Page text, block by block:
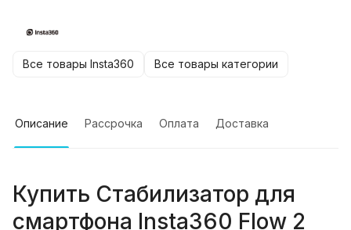
Все товары Insta360 Все товары категории
Описание Рассрочка Оплата Доставка
Купить Стабилизатор для
смартфона Insta360 Flow 2